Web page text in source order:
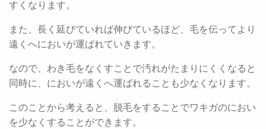
すくなります。
また、長く延びていれば伸びているほど、毛を伝ってより
遠くへにおいが運ばれていきます。
なので、わき毛をなくすことで汚れがたまりにくくなると
同時に、においが遠くへ運ばれることも少なくなります。
このことから考えると、脱毛をすることでワキガのにおい
を少なくすることができます。